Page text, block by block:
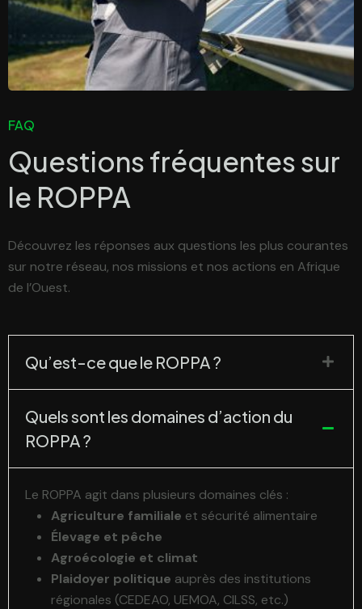
FAQ
Questions fréquentes sur
le ROPPA
Découvrez les réponses aux questions les plus courantes
sur notre réseau, nos missions et nos actions en Afrique
de l’Ouest.
Qu’est-ce que le ROPPA ?
Quels sont les domaines d’action du
ROPPA ?
Le ROPPA agit dans plusieurs domaines clés :
Agriculture familiale et sécurité alimentaire
Élevage et pêche
Agroécologie et climat
Plaidoyer politique auprès des institutions
régionales (CEDEAO, UEMOA, CILSS, etc.)